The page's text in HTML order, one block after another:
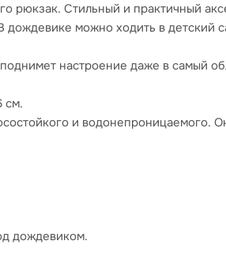
Стильный и практичный
можно ходить в детский
настроение даже в самый
см.
и водонепроницаемого.
дождевиком.